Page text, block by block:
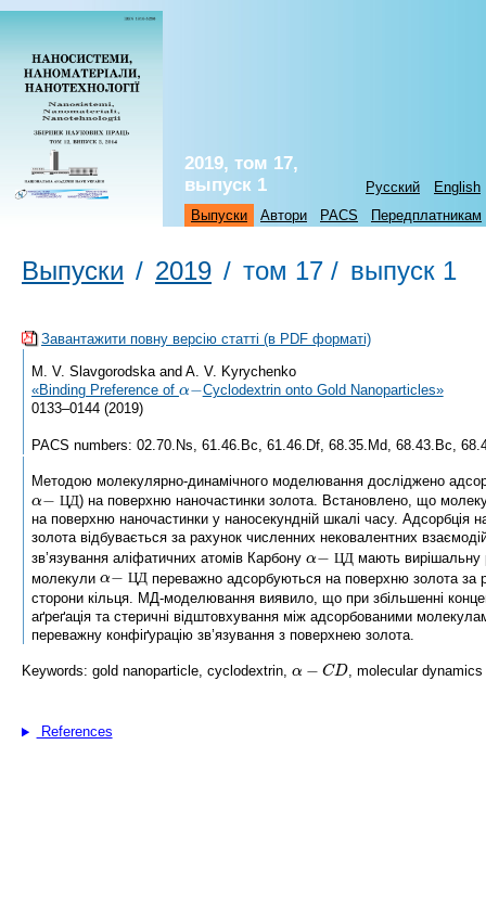
2019, том 17,
выпуск 1
Русский
English
Выпуски
Автори PACS Передплатникам
Выпуски / 2019 / том 17 / выпуск 1
Завантажити повну версію статті (в PDF форматі)
M. V. Slavgorodska and A. V. Kyrychenko
«Binding Preference of
Cyclodextrin onto Gold Nanoparticles»
0133–0144 (2019)
PACS numbers: 02.70.Ns, 61.46.Bc, 61.46.Df, 68.35.Md, 68.43.Bc,
Методою молекулярно-динамічного моделювання досліджено
ЦД) на поверхню наночастинки золота. Встановлено, що
на поверхню наночастинки у наносекундній шкалі часу. Адсорбція
золота відбувається за рахунок численних нековалентних
зв’язування аліфатичних атомів Карбону
ЦДмають вирішальну
молекули
ЦДпереважно адсорбуються на поверхню золота за
сторони кільця. МД-моделювання виявило, що при збільшенні
аґреґація та стеричні відштовхування між адсорбованими
переважну конфіґурацію зв’язування з поверхнею золота.
Keywords: gold nanoparticle, cyclodextrin, , molecular
References